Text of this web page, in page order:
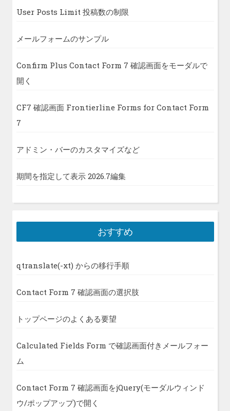
User Posts Limit 投稿数の制限
メールフォームのサンプル
Confirm Plus Contact Form 7 確認画面をモーダルで
開く
CF7 確認画面 Frontierline Forms for Contact Form
7
アドミン・バーのカスタマイズなど
期間を指定して表示 2026.7編集
おすすめ
qtranslate(-xt) からの移行手順
Contact Form 7 確認画面の選択肢
トップページのよくある要望
Calculated Fields Form で確認画面付きメールフォー
ム
Contact Form 7 確認画面をjQuery(モーダルウィンド
ウ/ポップアップ)で開く